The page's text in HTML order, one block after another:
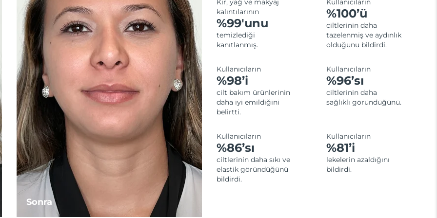
Sonra
Kir, yağ ve makyaj
kalıntılarının
%99'unu
temizlediği
kanıtlanmış.
Kullanıcıların
%100’ü
ciltlerinin daha
tazelenmiş ve aydınlık
olduğunu bildirdi.
Kullanıcıların
%98’i
cilt bakım ürünlerinin
daha iyi emildiğini
belirtti.
Kullanıcıların
%96’sı
ciltlerinin daha
sağlıklı göründüğünü.
Kullanıcıların
%86’sı
ciltlerinin daha sıkı ve
elastik göründüğünü
bildirdi.
Kullanıcıların
%81’i
lekelerin azaldığını
bildirdi.